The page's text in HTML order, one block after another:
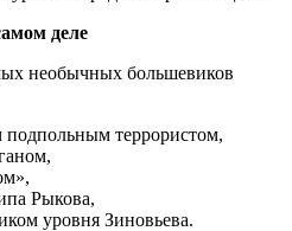
деле
необычных большевиков
террористом,
Рыкова,
уровня Зиновьева.